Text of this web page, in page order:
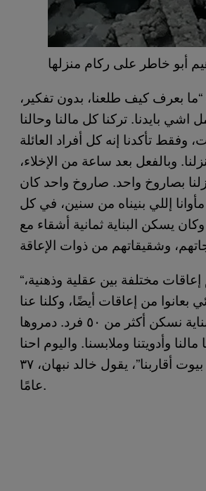
أبو خاطر على ركام منزلها
بعرف كيف طلعنا، بدون تفكير،
اشي بايدنا. تركنا كل مالنا وحالنا
وفقط تأكدنا إنه كل أفراد العائلة
وبالفعل بعد ساعة من الإخلاء،
بصاروخ واحد. صاروخ واحد كان
إللي بنيناه من سنين، في كل
يسكن البناية ثمانية أشقاء مع
“خواتي ٥ عندهم إعاقات مختلفة بين عقلية وذهنية،
بعانوا من إعاقات أيضًا، وكلنا عنا
أطفال. في البناية نسكن أكثر من ٥٠ فرد. دمروها
وأدويتنا وملابسنا. واليوم احنا
مشردين بين بيوت أقاربنا”، يقول خالد نبهان، ٣٧
عامًا.